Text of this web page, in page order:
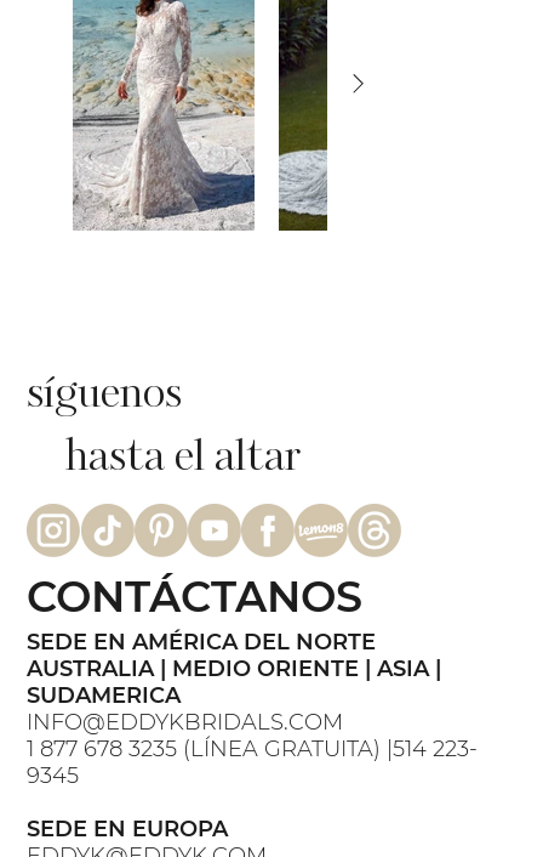
síguenos
hasta el altar
SEDE EN AMÉRICA DEL NORTE
AUSTRALIA | MEDIO ORIENTE | ASIA |
SUDAMERICA
INFO@EDDYKBRIDALS.COM
1 877 678 3235 (LÍNEA GRATUITA) |514 223-
9345
SEDE EN EUROPA
CONTÁCTANOS